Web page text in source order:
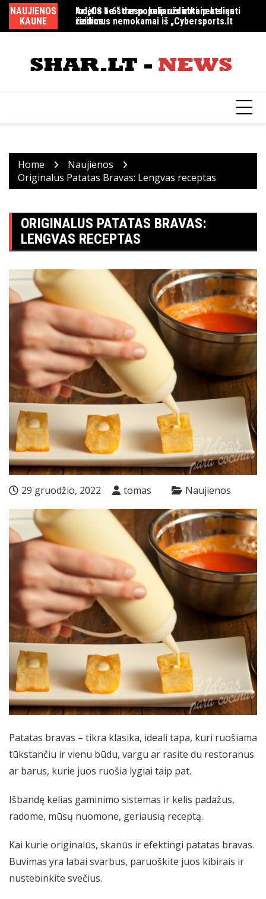
Skip
content
NAUJIENOS
KAUNE
Indėlis be streso: kaip uždirbti nekeliant
rizikos
Ar „CS 1.6“ dar populiarus ir kaip atsiųsti
žaidimus nemokamai iš „Cybersports.lt
Home
Naujienos
Originalus Patatas Bravas: Lengvas receptas
ORIGINALUS PATATAS BRAVAS:
LENGVAS RECEPTAS
29 gruodžio, 2022 tomas Naujienos
Patatas bravas – tikra klasika, ideali tapa, kuri ruošiama
tūkstančiu ir vienu būdu, vargu ar rasite du restoranus
ar barus, kurie juos ruošia lygiai taip pat.
Išbandę kelias gaminimo sistemas ir kelis padažus,
radome, mūsų nuomone, geriausią receptą.
Kai kurie originalūs, skanūs ir efektingi patatas bravas.
Buvimas yra labai svarbus, paruoškite juos kibirais ir
nustebinkite svečius.